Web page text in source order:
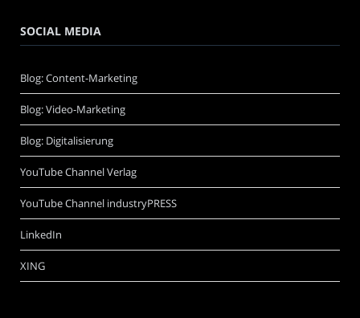
SOCIAL MEDIA
Blog: Content-Marketing
Blog: Video-Marketing
Blog: Digitalisierung
YouTube Channel Verlag
YouTube Channel industryPRESS
LinkedIn
XING